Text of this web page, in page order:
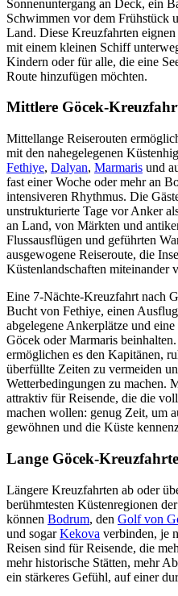
Sonnenuntergang an Deck, ein
Schwimmen vor dem Frühstück
Land. Diese Kreuzfahrten
mit einem kleinen Schiff
Kindern oder für alle, die eine
Route hinzufügen möchten.
Mittlere Göcek-
Mittellange Reiserouten
mit den nahegelegenen
Fethiye, Dalyan, Marmaris und
fast einer Woche oder mehr an
intensiveren Rhythmus. Die
unstrukturierte Tage vor Anker
an Land, von Märkten und
Flussausflügen und geführten
ausgewogene Reiseroute, die
Küstenlandschaften miteinander
Eine 7-Nächte-Kreuzfahrt nach
Bucht von Fethiye, einen
abgelegene Ankerplätze und
Göcek oder Marmaris
ermöglichen es den Kapitänen,
überfüllte Zeiten zu vermeiden
Wetterbedingungen zu machen.
attraktiv für Reisende, die die
machen wollen: genug Zeit, um
gewöhnen und die Küste
Lange Göcek-
Längere Kreuzfahrten ab oder
berühmtesten Küstenregionen der
können Bodrum, den Golf von
und sogarKekova verbinden, je
Reisen sind für Reisende, die
mehr historische Stätten, mehr
ein stärkeres Gefühl, auf einer